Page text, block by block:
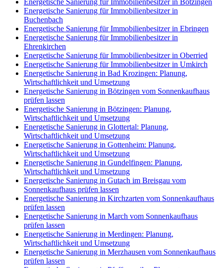
Energetische Sanierung für Immobilienbesitzer in Bötzingen
Energetische Sanierung für Immobilienbesitzer in
Buchenbach
Energetische Sanierung für Immobilienbesitzer in Ebringen
Energetische Sanierung für Immobilienbesitzer in
Ehrenkirchen
Energetische Sanierung für Immobilienbesitzer in Oberried
Energetische Sanierung für Immobilienbesitzer in Umkirch
Energetische Sanierung in Bad Krozingen: Planung,
Wirtschaftlichkeit und Umsetzung
Energetische Sanierung in Bötzingen vom Sonnenkaufhaus
prüfen lassen
Energetische Sanierung in Bötzingen: Planung,
Wirtschaftlichkeit und Umsetzung
Energetische Sanierung in Glottertal: Planung,
Wirtschaftlichkeit und Umsetzung
Energetische Sanierung in Gottenheim: Planung,
Wirtschaftlichkeit und Umsetzung
Energetische Sanierung in Gundelfingen: Planung,
Wirtschaftlichkeit und Umsetzung
Energetische Sanierung in Gutach im Breisgau vom
Sonnenkaufhaus prüfen lassen
Energetische Sanierung in Kirchzarten vom Sonnenkaufhaus
prüfen lassen
Energetische Sanierung in March vom Sonnenkaufhaus
prüfen lassen
Energetische Sanierung in Merdingen: Planung,
Wirtschaftlichkeit und Umsetzung
Energetische Sanierung in Merzhausen vom Sonnenkaufhaus
prüfen lassen